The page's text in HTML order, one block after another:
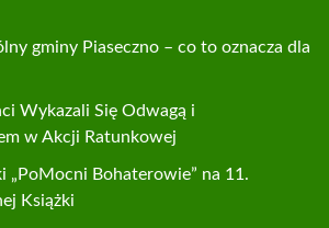
gminy Piaseczno – co to oznacza dla
Wykazali Się Odwagą i
w Akcji Ratunkowej
„PoMocni Bohaterowie” na 11.
Książki